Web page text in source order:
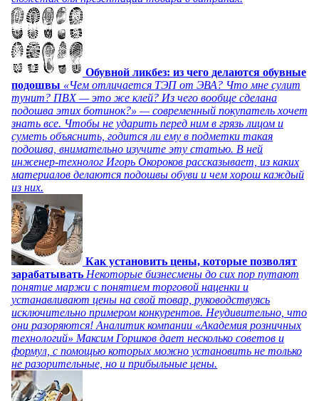
Обувной ликбез: из чего делаются обувные
подошвы «Чем отличается ТЭП от ЭВА? Что мне сулит
тунит? ПВХ — это же клей? Из чего вообще сделана
подошва этих ботинок?» — современный покупатель хочет
знать все. Чтобы не ударить перед ним в грязь лицом и
суметь объяснить, годится ли ему в подметки такая
подошва, внимательно изучите эту статью. В ней
инженер-технолог Игорь Окороков рассказывает, из каких
материалов делаются подошвы обуви и чем хорош каждый
из них.
Как установить цены, которые позволят
зарабатывать Некоторые бизнесмены до сих пор путают
понятие маржи с понятием торговой наценки и
устанавливают цены на свой товар, руководствуясь
исключительно примером конкурентов. Неудивительно, что
они разоряются! Аналитик компании «Академия розничных
технологий» Максим Горшков дает несколько советов и
формул, с помощью которых можно установить не только
не разорительные, но и прибыльные цены.